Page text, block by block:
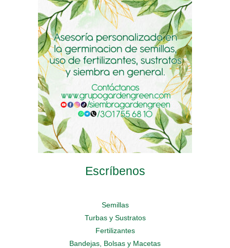
pueden
elegir
en
página
de
producto
elegir
la
página
de
producto
pueden
elegir
en
la
página
de
producto
Escríbenos
Semillas
Turbas y Sustratos
Fertilizantes
Bandejas, Bolsas y Macetas